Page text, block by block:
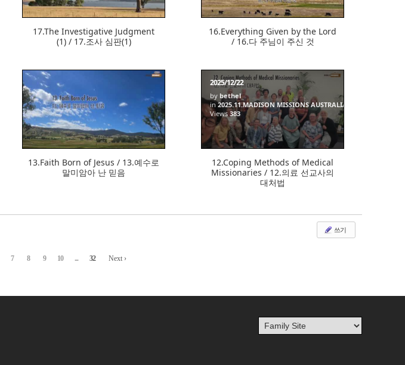
17.The Investigative Judgment
(1) / 17.조사 심판(1)
16.Everything Given by the Lord
/ 16.다 주님이 주신 것
354
13.Faith Born of Jesus / 13.예수로
말미암아 난 믿음
2025/12/22
by bethel
in2025.11.MADISON MISSIONS AUSTRALIA
Views383
12.Coping Methods of Medical
Missionaries / 12.의료 선교사의
대처법
쓰기
7 8 9 10 ... 32 Next ›